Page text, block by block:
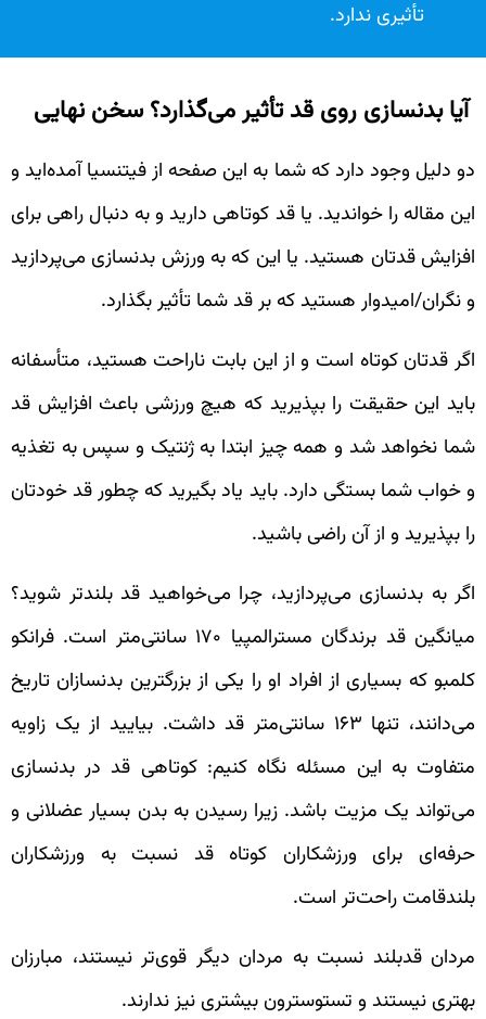
تأثیری ندارد.
آیا بدنسازی روی قد تأثیر می‌گذارد؟ سخن نهایی
دو دلیل وجود دارد که شما به این صفحه از فیتنسیا آمده‌اید و
این مقاله را خواندید. یا قد کوتاهی دارید و به دنبال راهی برای
افزایش قدتان هستید. یا این که به ورزش بدنسازی می‌پردازید
و نگران/امیدوار هستید که بر قد شما تأثیر بگذارد.
اگر قدتان کوتاه است و از این بابت ناراحت هستید، متأسفانه
باید این حقیقت را بپذیرید که هیچ ورزشی باعث افزایش قد
شما نخواهد شد و همه چیز ابتدا به ژنتیک و سپس به تغذیه
و خواب شما بستگی دارد. باید یاد بگیرید که چطور قد خودتان
را بپذیرید و از آن راضی باشید.
اگر به بدنسازی می‌پردازید، چرا می‌خواهید قد بلندتر شوید؟
میانگین قد برندگان مسترالمپیا ۱۷۰ سانتی‌متر است. فرانکو
کلمبو که بسیاری از افراد او را یکی از بزرگترین بدنسازان تاریخ
می‌دانند، تنها ۱۶۳ سانتی‌متر قد داشت. بیایید از یک زاویه
متفاوت به این مسئله نگاه کنیم: کوتاهی قد در بدنسازی
می‌تواند یک مزیت باشد. زیرا رسیدن به بدن بسیار عضلانی و
حرفه‌ای برای ورزشکاران کوتاه قد نسبت به ورزشکاران
بلندقامت راحت‌تر است.
مردان قدبلند نسبت به مردان دیگر قوی‌تر نیستند، مبارزان
بهتری نیستند و تستوسترون بیشتری نیز ندارند.